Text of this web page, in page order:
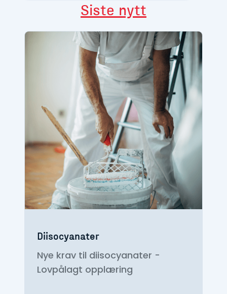
Siste nytt
Diisocyanater
Nye krav til diisocyanater -
Lovpålagt opplæring